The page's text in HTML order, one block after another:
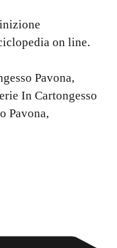
on line.
Pavona,
In Cartongesso
Pavona,